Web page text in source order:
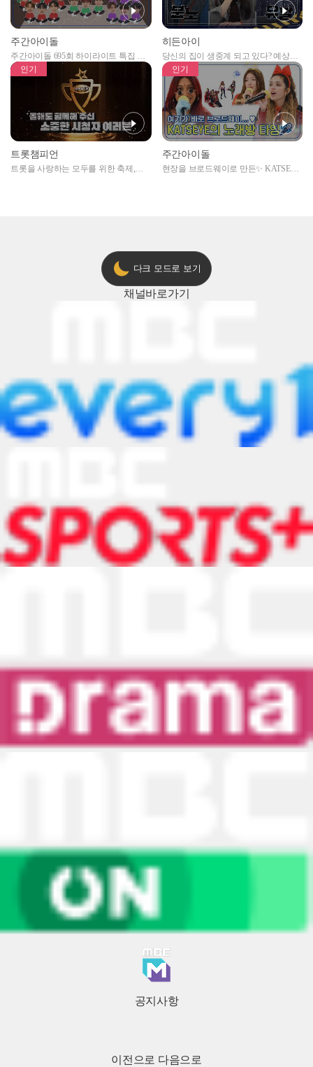
주간아이돌
주간아이돌 695회 하이라이트 특집 남
자아이돌편 예고
히든아이
당신의 집이 생중계 되고 있다? 예상치
못한 곳에서 일어나는 불법촬영 범죄!
인기
트롯챔피언
트롯을 사랑하는 모두를 위한 축제,
인기
주간아이돌
현장을 브로드웨이로 만든✨ KATSEYE
다크 모드로 보기
채널바로가기
공지사항
이전으로 다음으로